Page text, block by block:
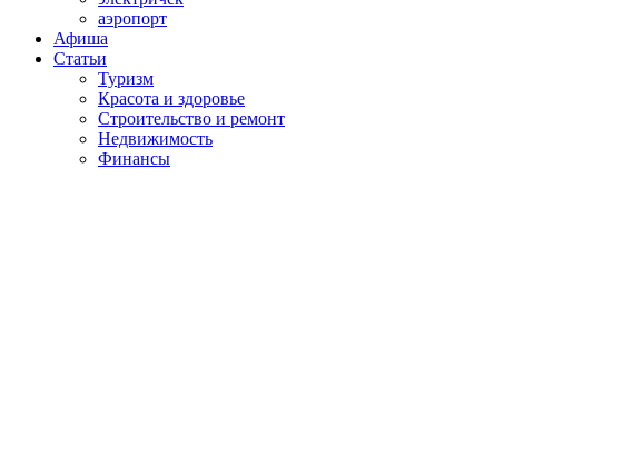
аэропорт
Афиша
Статьи
Туризм
Красота и здоровье
Строительство и ремонт
Недвижимость
Финансы